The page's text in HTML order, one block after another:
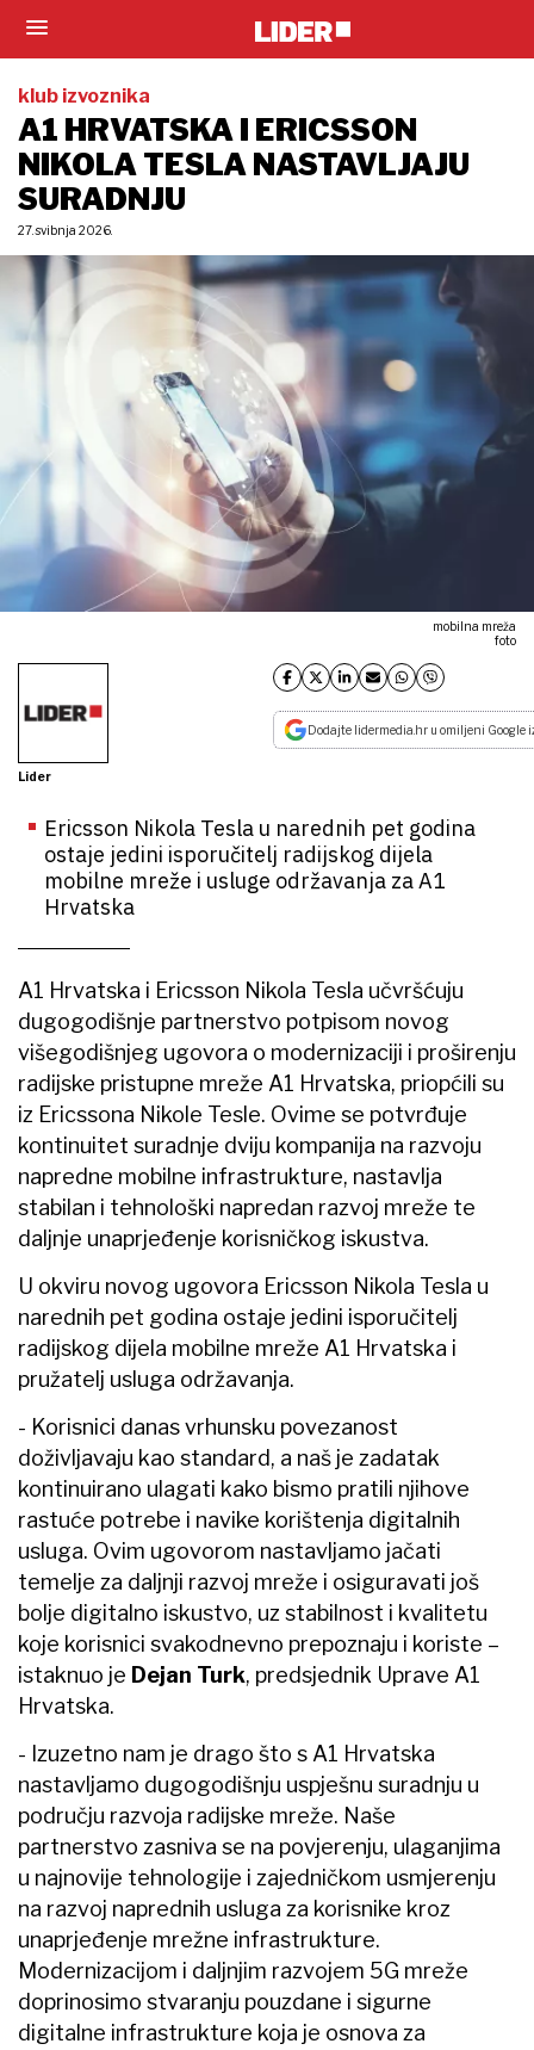
klub izvoznika
A1 HRVATSKA I ERICSSON
NIKOLA TESLA NASTAVLJAJU
SURADNJU
27. svibnja 2026.
mobilna mreža
foto
Lider
Dodajte lidermedia.hr u omiljeni Google
Ericsson Nikola Tesla u narednih pet godina
ostaje jedini isporučitelj radijskog dijela
mobilne mreže i usluge održavanja za A1
Hrvatska
A1 Hrvatska i Ericsson Nikola Tesla učvršćuju
dugogodišnje partnerstvo potpisom novog
višegodišnjeg ugovora o modernizaciji i proširenju
radijske pristupne mreže A1 Hrvatska, priopćili su
iz Ericssona Nikole Tesle. Ovime se potvrđuje
kontinuitet suradnje dviju kompanija na razvoju
napredne mobilne infrastrukture, nastavlja
stabilan i tehnološki napredan razvoj mreže te
daljnje unaprjeđenje korisničkog iskustva.
U okviru novog ugovora Ericsson Nikola Tesla u
narednih pet godina ostaje jedini isporučitelj
radijskog dijela mobilne mreže A1 Hrvatska i
pružatelj usluga održavanja.
- Korisnici danas vrhunsku povezanost
doživljavaju kao standard, a naš je zadatak
kontinuirano ulagati kako bismo pratili njihove
rastuće potrebe i navike korištenja digitalnih
usluga. Ovim ugovorom nastavljamo jačati
temelje za daljnji razvoj mreže i osiguravati još
bolje digitalno iskustvo, uz stabilnost i kvalitetu
koje korisnici svakodnevno prepoznaju i koriste –
istaknuo je Dejan Turk, predsjednik Uprave A1
Hrvatska.
- Izuzetno nam je drago što s A1 Hrvatska
nastavljamo dugogodišnju uspješnu suradnju u
području razvoja radijske mreže. Naše
partnerstvo zasniva se na povjerenju, ulaganjima
u najnovije tehnologije i zajedničkom usmjerenju
na razvoj naprednih usluga za korisnike kroz
unaprjeđenje mrežne infrastrukture.
Modernizacijom i daljnjim razvojem 5G mreže
doprinosimo stvaranju pouzdane i sigurne
digitalne infrastrukture koja je osnova za